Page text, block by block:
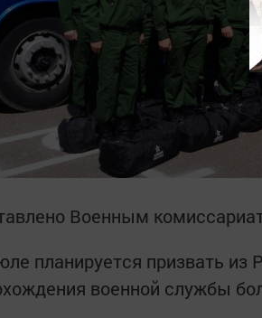
Военным
планируется призвать из
военной службы